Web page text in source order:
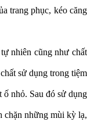
trang phục, kéo căng
nhiên cũng như chất
sử dụng trong tiệm
ố nhỏ. Sau đó sử dụng
chặn những mùi kỳ lạ,